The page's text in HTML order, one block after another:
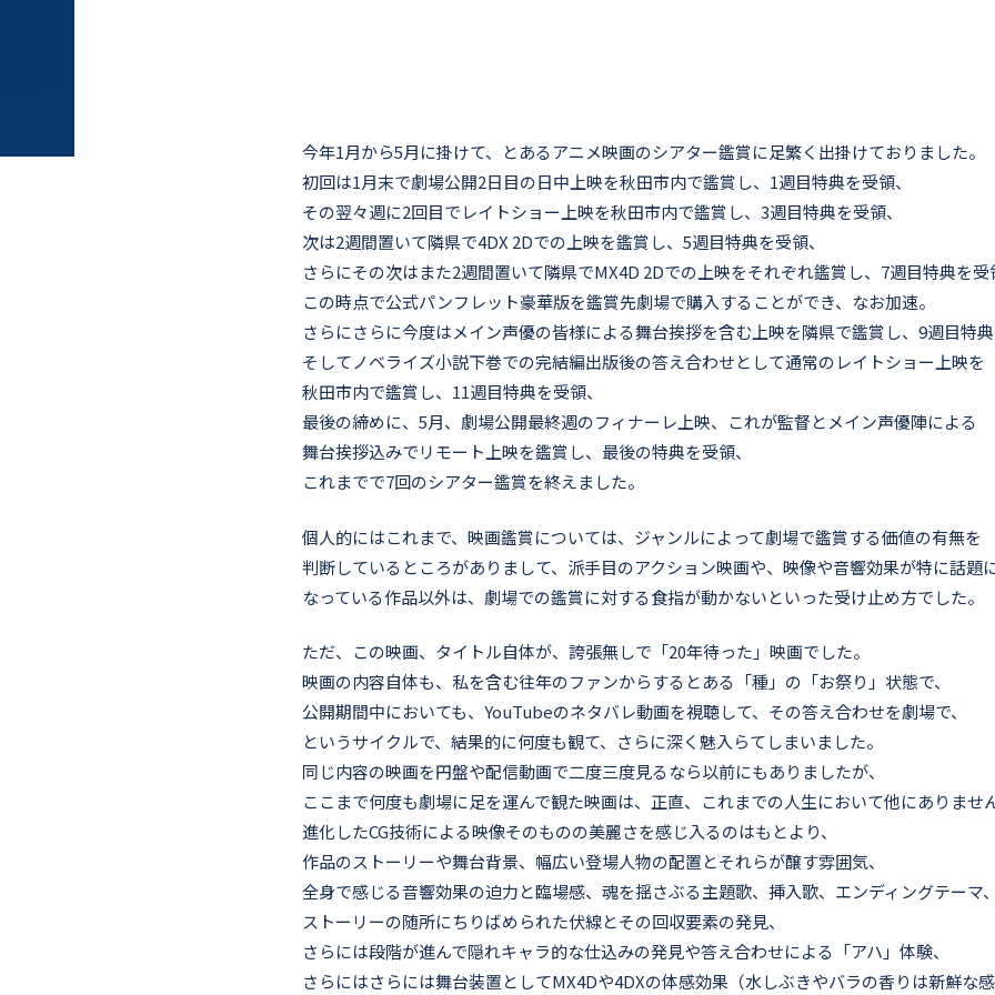
今年1月から5月に掛けて、とあるアニメ映画のシアター鑑賞に足繁く出掛けておりました。
初回は1月末で劇場公開2日目の日中上映を秋田市内で鑑賞し、1週目特典を受領、
その翌々週に2回目でレイトショー上映を秋田市内で鑑賞し、3週目特典を受領、
次は2週間置いて隣県で4DX 2Dでの上映を鑑賞し、5週目特典を受領、
さらにその次はまた2週間置いて隣県でMX4D 2Dでの上映をそれぞれ鑑賞し、7週目特典を受
この時点で公式パンフレット豪華版を鑑賞先劇場で購入することができ、なお加速。
さらにさらに今度はメイン声優の皆様による舞台挨拶を含む上映を隣県で鑑賞し、9週目特典
そしてノベライズ小説下巻での完結編出版後の答え合わせとして通常のレイトショー上映を
秋田市内で鑑賞し、11週目特典を受領、
最後の締めに、5月、劇場公開最終週のフィナーレ上映、これが監督とメイン声優陣による
舞台挨拶込みでリモート上映を鑑賞し、最後の特典を受領、
これまでで7回のシアター鑑賞を終えました。
個人的にはこれまで、映画鑑賞については、ジャンルによって劇場で鑑賞する価値の有無を
判断しているところがありまして、派手目のアクション映画や、映像や音響効果が特に話題
なっている作品以外は、劇場での鑑賞に対する食指が動かないといった受け止め方でした。
ただ、この映画、タイトル自体が、誇張無しで「20年待った」映画でした。
映画の内容自体も、私を含む往年のファンからするとある「種」の「お祭り」状態で、
公開期間中においても、YouTubeのネタバレ動画を視聴して、その答え合わせを劇場で、
というサイクルで、結果的に何度も観て、さらに深く魅入らてしまいました。
同じ内容の映画を円盤や配信動画で二度三度見るなら以前にもありましたが、
ここまで何度も劇場に足を運んで観た映画は、正直、これまでの人生において他にありません
進化したCG技術による映像そのものの美麗さを感じ入るのはもとより、
作品のストーリーや舞台背景、幅広い登場人物の配置とそれらが醸す雰囲気、
全身で感じる音響効果の迫力と臨場感、魂を揺さぶる主題歌、挿入歌、エンディングテーマ、
ストーリーの随所にちりばめられた伏線とその回収要素の発見、
さらには段階が進んで隠れキャラ的な仕込みの発見や答え合わせによる「アハ」体験、
さらにはさらには舞台装置としてMX4Dや4DXの体感効果（水しぶきやバラの香りは新鮮な感